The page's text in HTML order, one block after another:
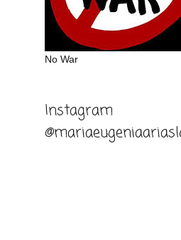
No War
Instagram